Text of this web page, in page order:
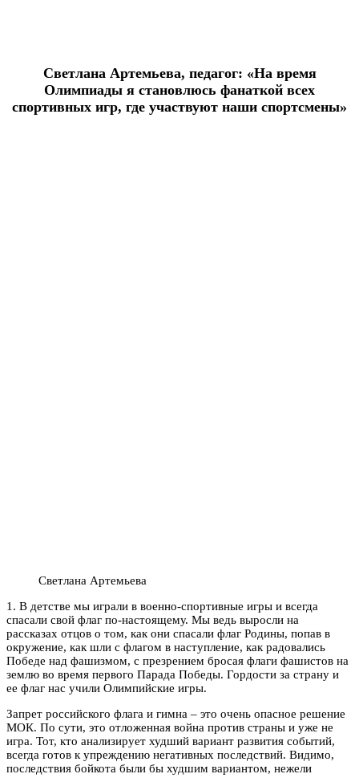
Светлана Артемьева, педагог: «На время
Олимпиады я становлюсь фанаткой всех
спортивных игр, где участвуют наши спортсмены»
Светлана Артемьева
1. В детстве мы играли в военно-спортивные игры и всегда
спасали свой флаг по-настоящему. Мы ведь выросли на
рассказах отцов о том, как они спасали флаг Родины, попав в
окружение, как шли с флагом в наступление, как радовались
Победе над фашизмом, с презрением бросая флаги фашистов на
землю во время первого Парада Победы. Гордости за страну и
ее флаг нас учили Олимпийские игры.
Запрет российского флага и гимна – это очень опасное решение
МОК. По сути, это отложенная война против страны и уже не
игра. Тот, кто анализирует худший вариант развития событий,
всегда готов к упреждению негативных последствий. Видимо,
последствия бойкота были бы худшим вариантом, нежели